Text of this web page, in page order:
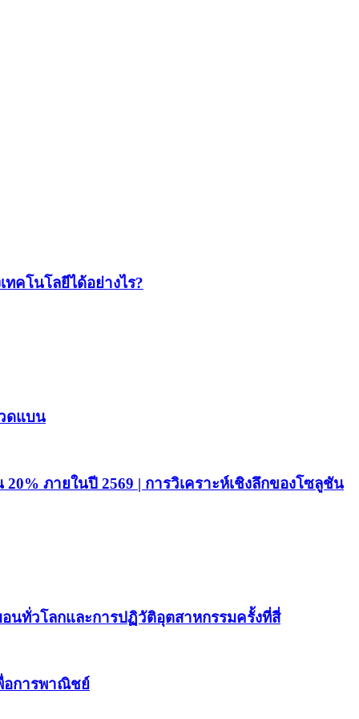
ทคโนโลยีได้อย่างไร?​
ดแบน
ภายในปี 2569 | การวิเคราะห์เชิงลึกของโซลูชัน
นทั่วโลกและการปฏิวัติอุตสาหกรรมครั้งที่สี่
อการพาณิชย์